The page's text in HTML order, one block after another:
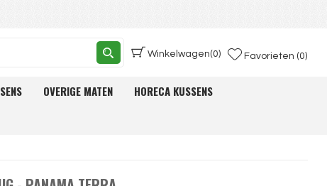
Winkelwagen(0) Favorieten (0)
OVERIGE MATEN
HORECA KUSSENS